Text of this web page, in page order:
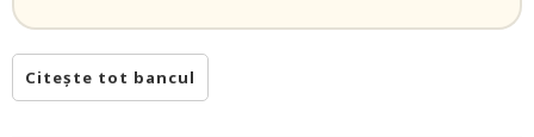
Citește tot bancul